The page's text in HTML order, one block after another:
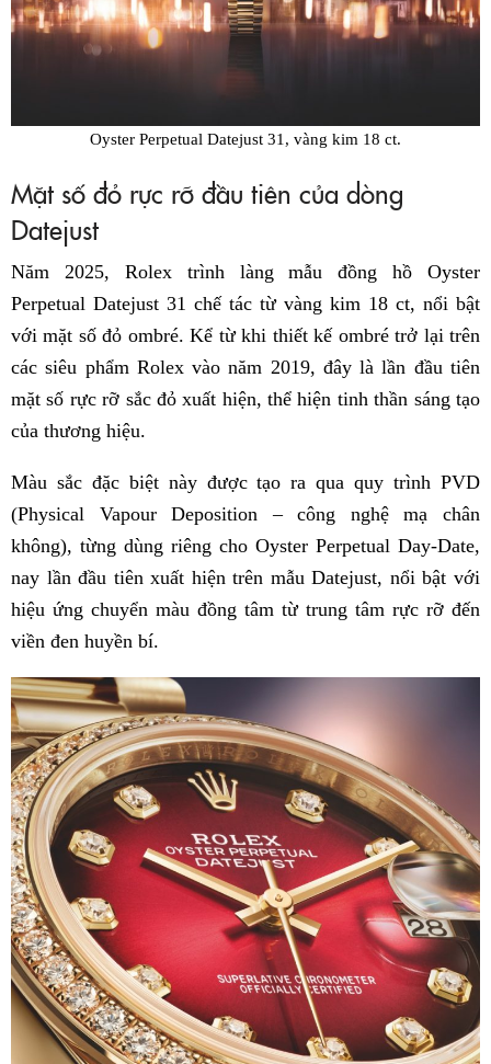
Oyster Perpetual Datejust 31, vàng kim 18 ct.
Mặt số đỏ rực rỡ đầu tiên của dòng
Datejust
Năm 2025, Rolex trình làng mẫu đồng hồ Oyster
Perpetual Datejust 31 chế tác từ vàng kim 18 ct, nổi bật
với mặt số đỏ ombré. Kể từ khi thiết kế ombré trở lại trên
các siêu phẩm Rolex vào năm 2019, đây là lần đầu tiên
mặt số rực rỡ sắc đỏ xuất hiện, thể hiện tinh thần sáng tạo
của thương hiệu.
Màu sắc đặc biệt này được tạo ra qua quy trình PVD
(Physical Vapour Deposition – công nghệ mạ chân
không), từng dùng riêng cho Oyster Perpetual Day-Date,
nay lần đầu tiên xuất hiện trên mẫu Datejust, nổi bật với
hiệu ứng chuyển màu đồng tâm từ trung tâm rực rỡ đến
viền đen huyền bí.